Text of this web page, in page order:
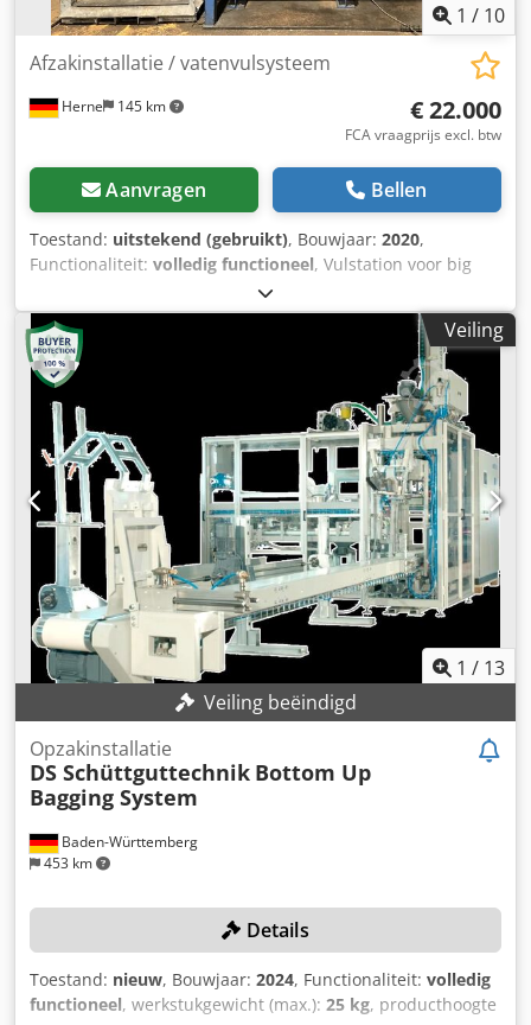
1 / 10
Herne 145 km
Afzakinstallatie / vatenvulsysteem
€ 22.000
FCA vraagprijs excl. btw
Aanvragen Bellen
Toestand: uitstekend (gebruikt), Bouwjaar: 2020,
Functionaliteit: volledig functioneel, Vulstation voor big
bags of vaten, bestaande uit: - aanvoerbunker - trilgoot
met magneetaandrijving 550/400x2500 mm, troghoogte
200 mm, gemonteerd op rubber buffers, met
ondersteuningsconstructie - frequentieomvormer,
ingebouwd in schakelkast met PLC voor koppeling met
weegschaal - doseervloerweegschaal, 1200x1200 mm, 1 kg
- 3000 kg, evaluatie-elektronica met tarra-instelling
Nieuwprijs €39.850,- (netto), factuur als bewijs aanwezig.
Dedpfx Agew Rq Dyeljck
Veiling
1 / 13
Veiling beëindigd
Baden-Württemberg
453 km
Opzakinstallatie
DS Schüttguttechnik Bottom Up
Bagging System
Details
Toestand: nieuw, Bouwjaar: 2024, Functionaliteit: volledig
functioneel, werkstukgewicht (max.): 25 kg, producthoogte